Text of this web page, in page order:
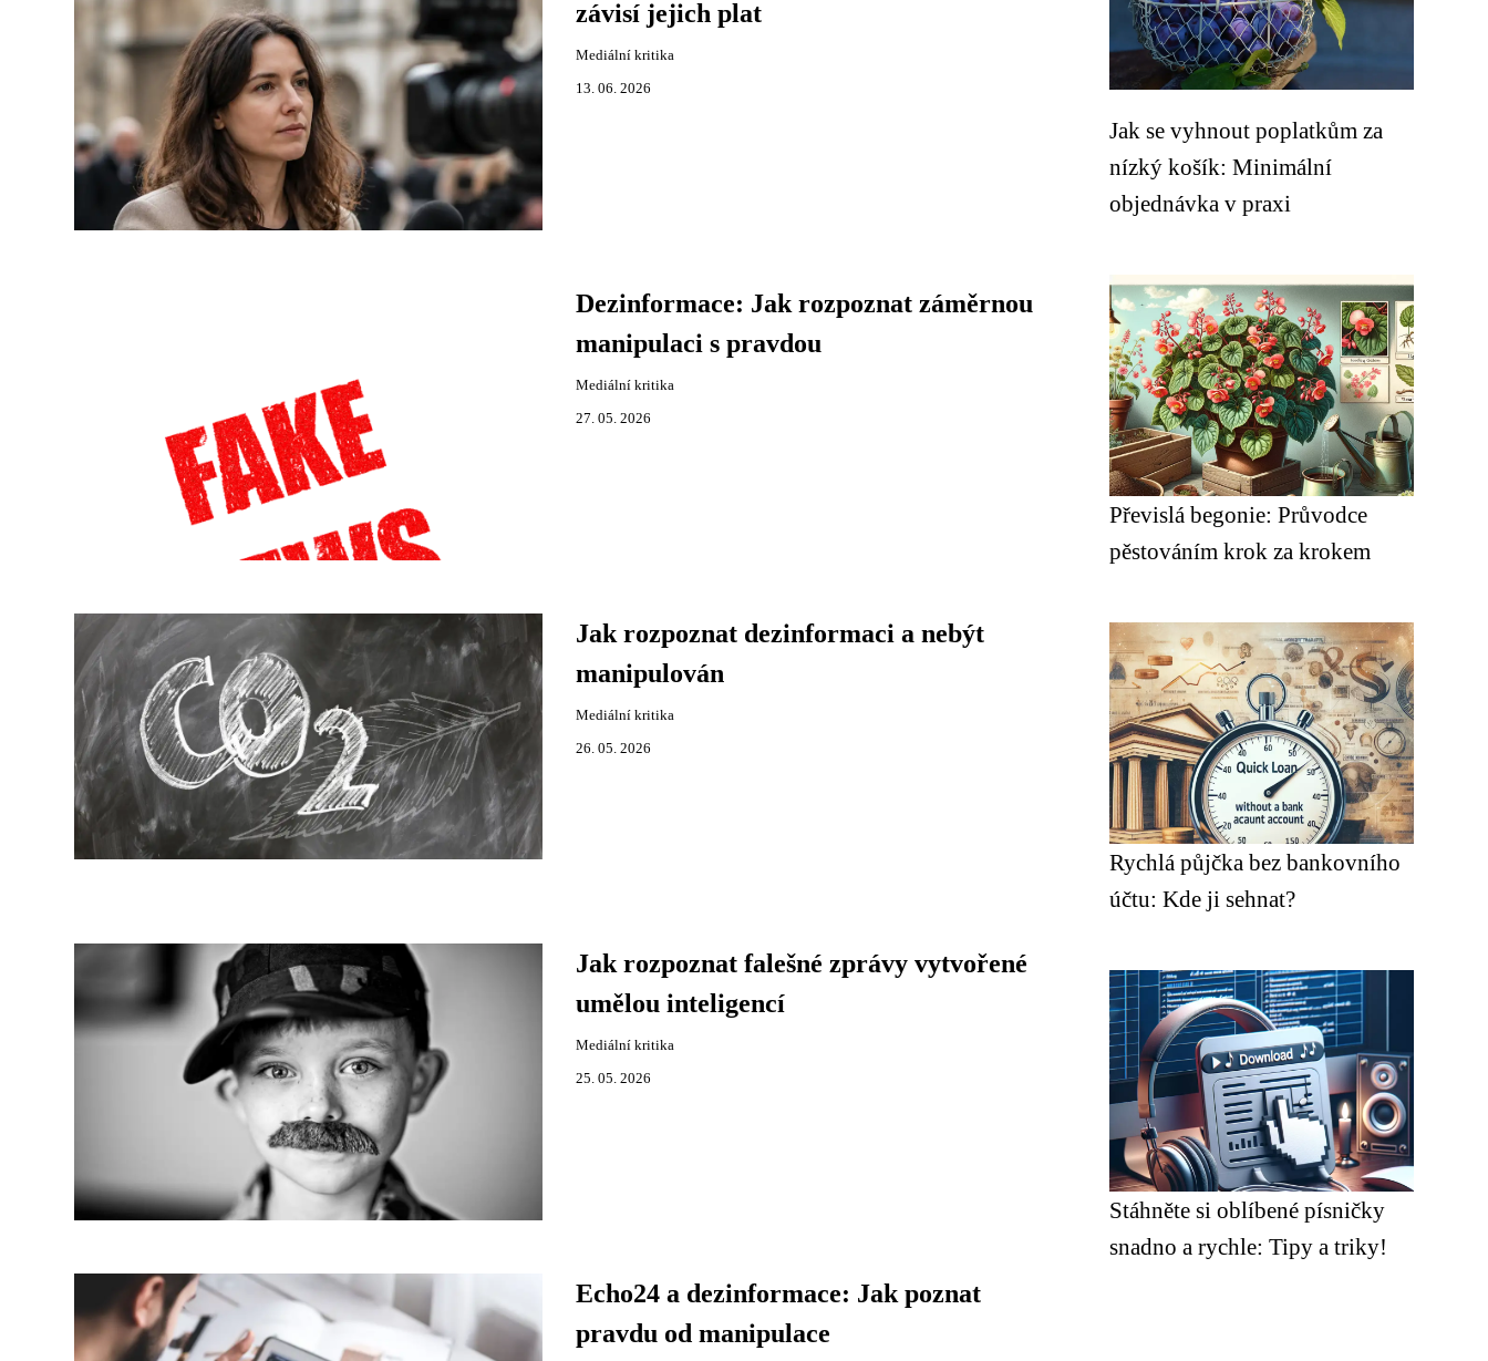
závisí jejich plat
Mediální kritika
13. 06. 2026
Dezinformace: Jak rozpoznat záměrnou
manipulaci s pravdou
Mediální kritika
27. 05. 2026
Jak rozpoznat dezinformaci a nebýt
manipulován
Mediální kritika
26. 05. 2026
Jak rozpoznat falešné zprávy vytvořené
umělou inteligencí
Mediální kritika
25. 05. 2026
Echo24 a dezinformace: Jak poznat
pravdu od manipulace
Jak se vyhnout poplatkům za
nízký košík: Minimální
objednávka v praxi
Převislá begonie: Průvodce
pěstováním krok za krokem
Rychlá půjčka bez bankovního
účtu: Kde ji sehnat?
Stáhněte si oblíbené písničky
snadno a rychle: Tipy a triky!